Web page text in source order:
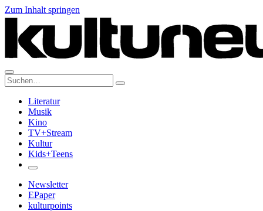
Zum Inhalt springen
Suche:
Literatur
Musik
Kino
TV+Stream
Kultur
Kids+Teens
Newsletter
EPaper
kulturpoints